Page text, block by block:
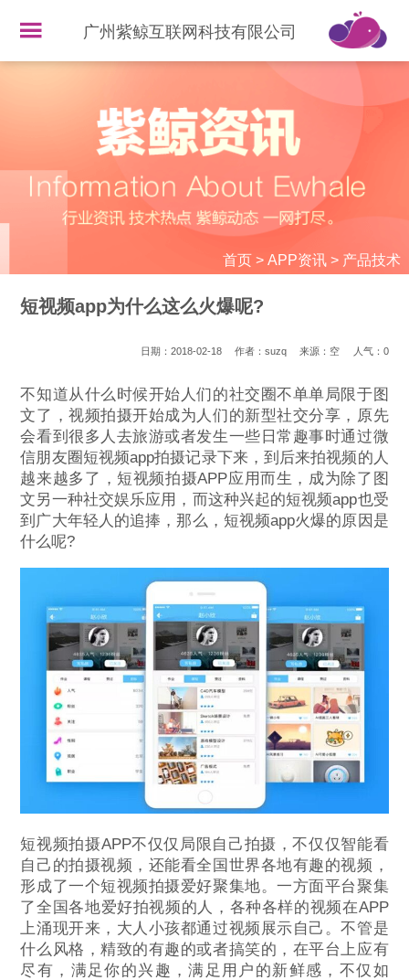
广州紫鲸互联网科技有限公司
首页> APP资讯> 产品技术
短视频app为什么这么火爆呢?
日期：2018-02-18 作者：suzq 来源：空 人气： 0
不知道从什么时候开始人们的社交圈不单单局限于图
文了，视频拍摄开始成为人们的新型社交分享，原先
会看到很多人去旅游或者发生一些日常趣事时通过微
信朋友圈短视频app拍摄记录下来，到后来拍视频的人
越来越多了，短视频拍摄APP应用而生，成为除了图
文另一种社交娱乐应用，而这种兴起的短视频app也受
到广大年轻人的追捧，那么，短视频app火爆的原因是
什么呢?
短视频拍摄APP不仅仅局限自己拍摄，不仅仅智能看
自己的拍摄视频，还能看全国世界各地有趣的视频，
形成了一个短视频拍摄爱好聚集地。一方面平台聚集
了全国各地爱好拍视频的人，各种各样的视频在APP
上涌现开来，大人小孩都通过视频展示自己。不管是
什么风格，精致的有趣的或者搞笑的，在平台上应有
尽有，满足你的兴趣，满足用户的新鲜感，不仅如